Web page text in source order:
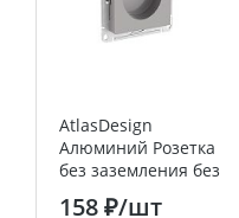
AtlasDesign
Алюминий Розетка
без заземления без
шторок, 16А, мех.,
158 ₽/шт